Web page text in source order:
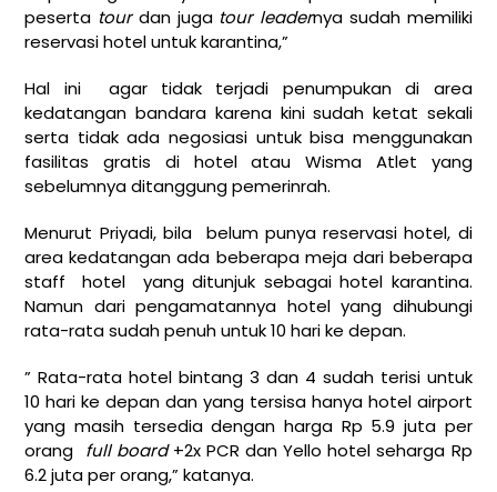
peserta tourdan juga tour leadernya sudah memiliki
reservasi hotel untuk karantina,”
Hal ini agar tidak terjadi penumpukan di area
kedatangan bandara karena kini sudah ketat sekali
serta tidak ada negosiasi untuk bisa menggunakan
fasilitas gratis di hotel atau Wisma Atlet yang
sebelumnya ditanggung pemerinrah.
Menurut Priyadi, bila belum punya reservasi hotel, di
area kedatangan ada beberapa meja dari beberapa
staff hotel yang ditunjuk sebagai hotel karantina.
Namun dari pengamatannya hotel yang dihubungi
rata-rata sudah penuh untuk 10 hari ke depan.
” Rata-rata hotel bintang 3 dan 4 sudah terisi untuk
10 hari ke depan dan yang tersisa hanya hotel airport
yang masih tersedia dengan harga Rp 5.9 juta per
orang full board+2x PCR dan Yello hotel seharga Rp
6.2 juta per orang,” katanya.